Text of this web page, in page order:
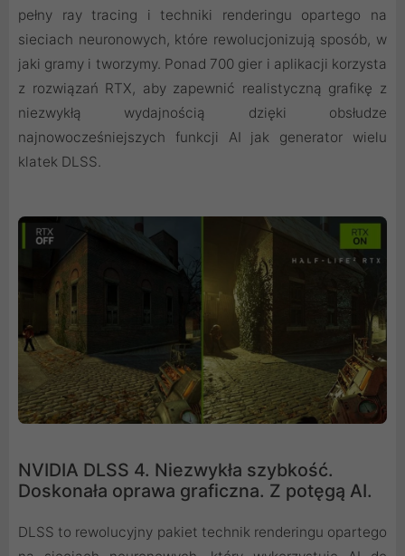
pełny ray tracing i techniki renderingu opartego na
sieciach neuronowych, które rewolucjonizują sposób, w
jaki gramy i tworzymy. Ponad 700 gier i aplikacji korzysta
z rozwiązań RTX, aby zapewnić realistyczną grafikę z
niezwykłą wydajnością dzięki obsłudze
najnowocześniejszych funkcji AI jak generator wielu
klatek DLSS.
NVIDIA DLSS 4. Niezwykła szybkość.
Doskonała oprawa graficzna. Z potęgą AI.
DLSS to rewolucyjny pakiet technik renderingu opartego